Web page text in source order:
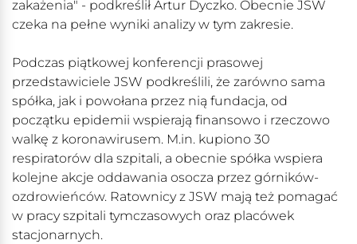
zakażenia" - podkreślił Artur Dyczko. Obecnie JSW
czeka na pełne wyniki analizy w tym zakresie.
Podczas piątkowej konferencji prasowej
przedstawiciele JSW podkreślili, że zarówno sama
spółka, jak i powołana przez nią fundacja, od
początku epidemii wspierają finansowo i rzeczowo
walkę z koronawirusem. M.in. kupiono 30
respiratorów dla szpitali, a obecnie spółka wspiera
kolejne akcje oddawania osocza przez górników-
ozdrowieńców. Ratownicy z JSW mają też pomagać
w pracy szpitali tymczasowych oraz placówek
stacjonarnych.